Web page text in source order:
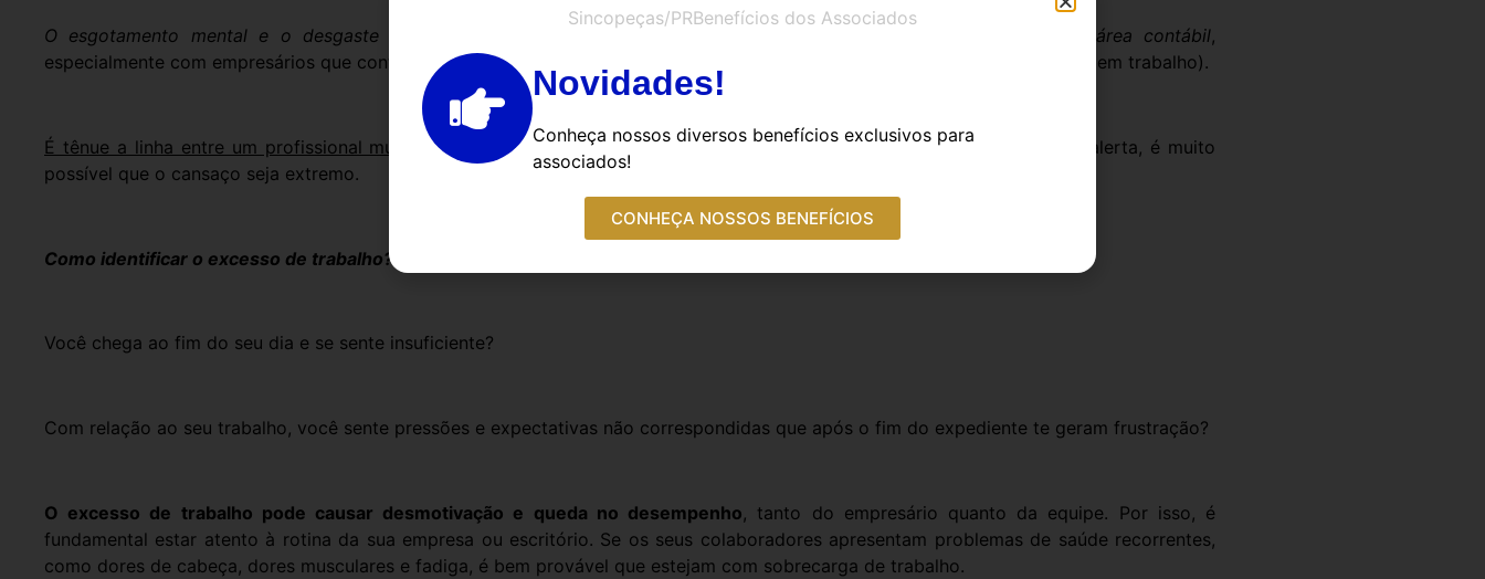
O esgotamento mental e o desgaste de aspectos físicos e emocionais estão atingindo em cheio profissionais da área contábil,
especialmente com empresários que contam com uma vida muito atribulada ou que sofrem de workaholic (pessoas viciadas em trabalho).
É tênue a linha entre um profissional muito dedicado e alguém viciado em trabalho. Se a mente está o tempo todo em alerta, é muito
possível que o cansaço seja extremo.
Como identificar o excesso de trabalho?
Você chega ao fim do seu dia e se sente insuficiente?
Com relação ao seu trabalho, você sente pressões e expectativas não correspondidas que após o fim do expediente te geram frustração?
O excesso de trabalho pode causar desmotivação e queda no desempenho, tanto do empresário quanto da equipe. Por isso, é
fundamental estar atento à rotina da sua empresa ou escritório. Se os seus colaboradores apresentam problemas de saúde recorrentes,
como dores de cabeça, dores musculares e fadiga, é bem provável que estejam com sobrecarga de trabalho.
Sincopeças/PRBenefícios dos Associados
Novidades!
Conheça nossos diversos benefícios exclusivos para
associados!
CONHEÇA NOSSOS BENEFÍCIOS